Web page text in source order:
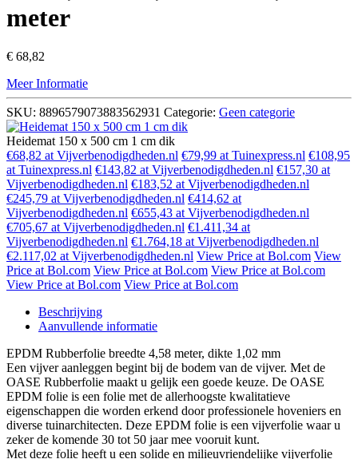
meter
€ 68,82
Meer Informatie
SKU: 8896579073883562931 Categorie: Geen categorie
Heidemat 150 x 500 cm 1 cm dik
€68,82 at Vijverbenodigdheden.nl €79,99 at Tuinexpress.nl €108,95
at Tuinexpress.nl €143,82 at Vijverbenodigdheden.nl €157,30 at
Vijverbenodigdheden.nl €183,52 at Vijverbenodigdheden.nl
€245,79 at Vijverbenodigdheden.nl €414,62 at
Vijverbenodigdheden.nl €655,43 at Vijverbenodigdheden.nl
€705,67 at Vijverbenodigdheden.nl €1.411,34 at
Vijverbenodigdheden.nl €1.764,18 at Vijverbenodigdheden.nl
€2.117,02 at Vijverbenodigdheden.nl View Price at Bol.com View
Price at Bol.com View Price at Bol.com View Price at Bol.com
View Price at Bol.com View Price at Bol.com
Beschrijving
Aanvullende informatie
EPDM Rubberfolie breedte 4,58 meter, dikte 1,02 mm
Een vijver aanleggen begint bij de bodem van de vijver. Met de
OASE Rubberfolie maakt u gelijk een goede keuze. De OASE
EPDM folie is een folie met de allerhoogste kwalitatieve
eigenschappen die worden erkend door professionele hoveniers en
diverse tuinarchitecten. Deze EPDM folie is een vijverfolie waar u
zeker de komende 30 tot 50 jaar mee vooruit kunt.
Met deze folie heeft u een solide en milieuvriendelijke vijverfolie